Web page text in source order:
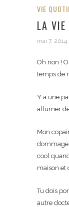
VIE
LA VIE
mai 7, 2014
Oh non !
temps de
Y a une
allumer
Mon
dommage
cool
maison et
Tu dois
autre